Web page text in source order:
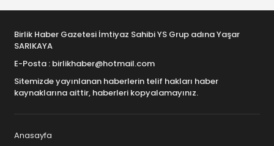
Birlik Haber Gazetesi İmtiyaz Sahibi YS Grup adına Yaşar
SARIKAYA
E-Posta : birlikhaber@hotmail.com
Sitemizde yayınlanan haberlerin telif hakları haber
kaynaklarına aittir, haberleri kopyalamayınız.
Anasayfa